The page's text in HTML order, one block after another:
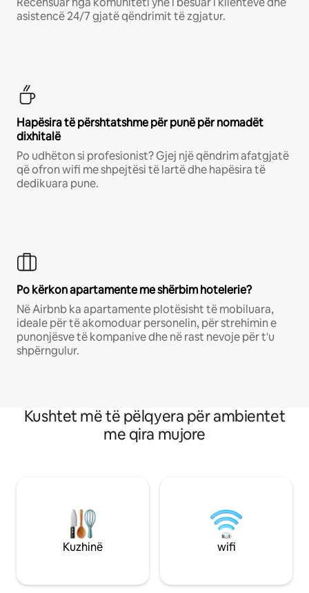
asistencë 24/7 gjatë qëndrimit të zgjatur.
Hapësira të përshtatshme për punë për nomadët
dixhitalë
Po udhëton si profesionist? Gjej një qëndrim afatgjatë
që ofron wifi me shpejtësi të lartë dhe hapësira të
dedikuara pune.
Po kërkon apartamente me shërbim hotelerie?
Në Airbnb ka apartamente plotësisht të mobiluara,
ideale për të akomoduar personelin, për strehimin e
punonjësve të kompanive dhe në rast nevoje për t'u
shpërngulur.
Kushtet më të pëlqyera për ambientet
me qira mujore
Kuzhinë wifi